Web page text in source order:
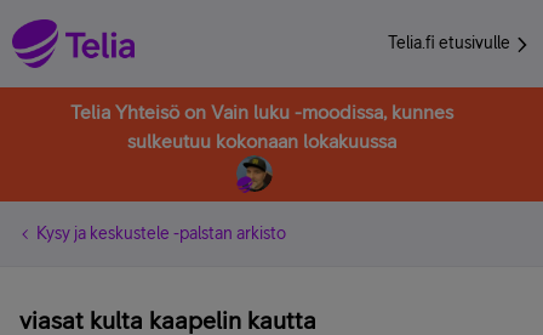
Telia.fi etusivulle
Telia Yhteisö on Vain luku -moodissa, kunnes
sulkeutuu kokonaan lokakuussa
Kysy ja keskustele -palstan arkisto
viasat kulta kaapelin kautta